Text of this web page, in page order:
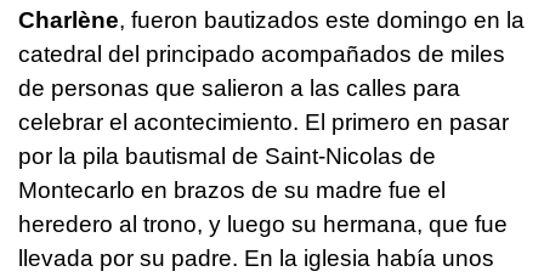
Charlène, fueron bautizados este domingo en la
catedral del principado acompañados de miles
de personas que salieron a las calles para
celebrar el acontecimiento. El primero en pasar
por la pila bautismal de Saint-Nicolas de
Montecarlo en brazos de su madre fue el
heredero al trono, y luego su hermana, que fue
llevada por su padre. En la iglesia había unos